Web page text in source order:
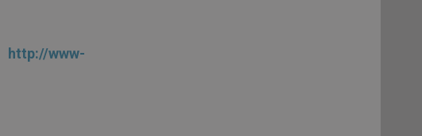
http://www-